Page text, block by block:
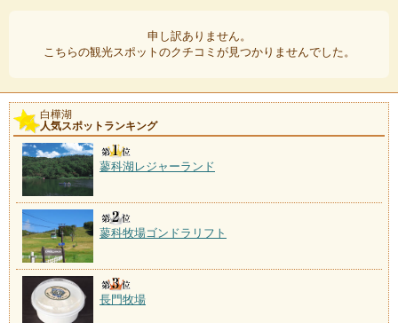
申し訳ありません。
こちらの観光スポットのクチコミが見つかりませんでした。
白樺湖
人気スポットランキング
蓼科湖レジャーランド
蓼科牧場ゴンドラリフト
長門牧場